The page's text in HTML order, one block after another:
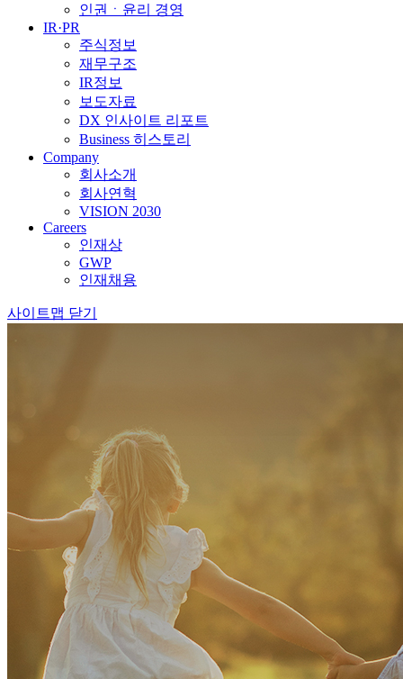
인권ㆍ윤리 경영
IR·PR
주식정보
재무구조
IR정보
보도자료
DX 인사이트 리포트
Business 히스토리
Company
회사소개
회사연혁
VISION 2030
Careers
인재상
GWP
인재채용
사이트맵 닫기